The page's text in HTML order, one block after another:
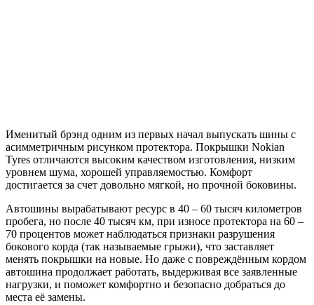
Именитый брэнд одним из первых начал выпускать шины с
асимметричным рисунком протектора. Покрышки Nokian
Tyres отличаются высоким качеством изготовления, низким
уровнем шума, хорошей управляемостью. Комфорт
достигается за счет довольно мягкой, но прочной боковины.
Автошины вырабатывают ресурс в 40 – 60 тысяч километров
пробега, но после 40 тысяч км, при износе протектора на 60 –
70 процентов может наблюдаться признаки разрушения
бокового корда (так называемые грыжи), что заставляет
менять покрышки на новые. Но даже с повреждённым кордом
автошина продолжает работать, выдерживая все заявленные
нагрузки, и поможет комфортно и безопасно добраться до
места её замены.